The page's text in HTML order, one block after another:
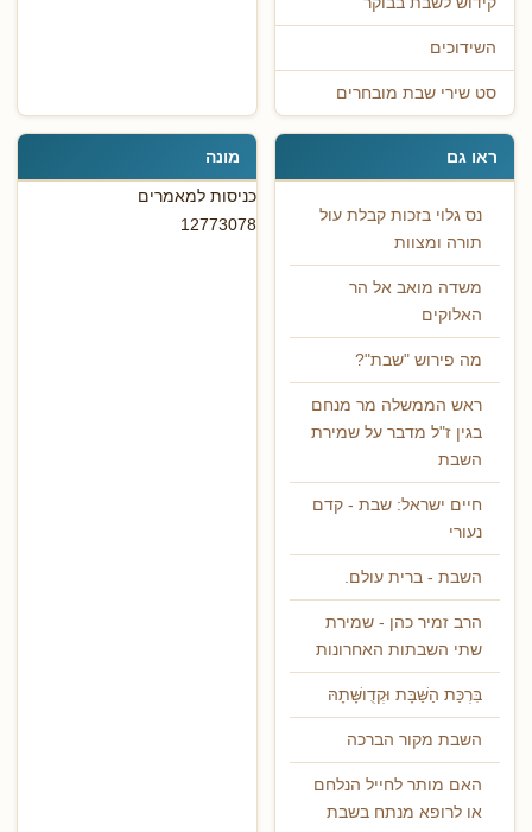
השידוכים
סט שירי שבת מובחרים
ראו גם
נס גלוי בזכות קבלת עול
תורה ומצוות
משדה מואב אל הר
האלוקים
מה פירוש "שבת"?
ראש הממשלה מר מנחם
בגין ז"ל מדבר על שמירת
השבת
חיים ישראל: שבת - קדם
נעורי
השבת - ברית עולם.
הרב זמיר כהן - שמירת
שתי השבתות האחרונות
בִּרְכַּת הַשַּׁבָּת וּקְדֻושָּׁתָהּ
השבת מקור הברכה
האם מותר לחייל הנלחם
או לרופא מנתח בשבת
מונה
כניסות למאמרים
12773078